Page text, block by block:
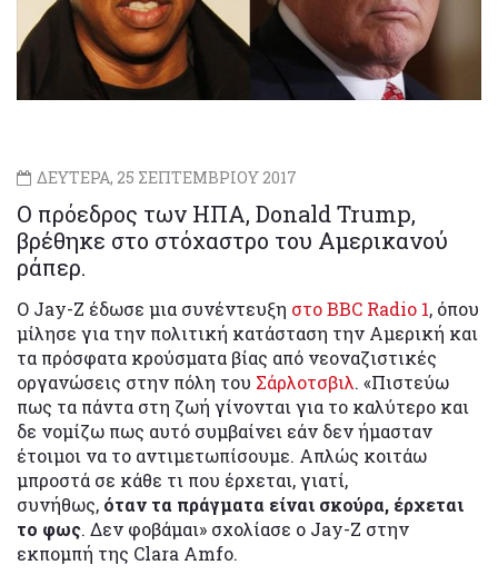
ΔΕΥΤΕΡΑ, 25 ΣΕΠΤΕΜΒΡΙΟΥ 2017
Ο πρόεδρος των ΗΠΑ, Donald Trump,
βρέθηκε στο στόχαστρο του Αμερικανού
ράπερ.
Ο Jay-Z έδωσε μια συνέντευξη στο BBC Radio 1, όπου
μίλησε για την πολιτική κατάσταση την Αμερική και
τα πρόσφατα κρούσματα βίας από νεοναζιστικές
οργανώσεις στην πόλη του Σάρλοτσβιλ. «Πιστεύω
πως τα πάντα στη ζωή γίνονται για το καλύτερο και
δε νομίζω πως αυτό συμβαίνει εάν δεν ήμασταν
έτοιμοι να το αντιμετωπίσουμε. Απλώς κοιτάω
μπροστά σε κάθε τι που έρχεται, γιατί,
συνήθως, όταν τα πράγματα είναι σκούρα, έρχεται
το φως. Δεν φοβάμαι» σχολίασε ο Jay-Z στην
εκπομπή της Clara Amfo.